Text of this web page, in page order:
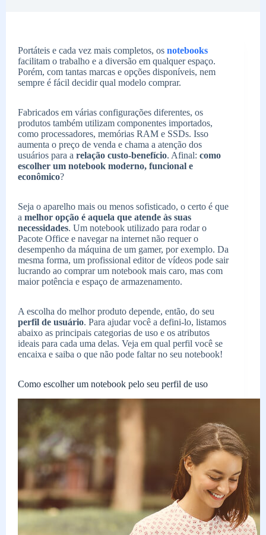
Portáteis e cada vez mais completos, os notebooks
facilitam o trabalho e a diversão em qualquer espaço.
Porém, com tantas marcas e opções disponíveis, nem
sempre é fácil decidir qual modelo comprar.
Fabricados em várias configurações diferentes, os
produtos também utilizam componentes importados,
como processadores, memórias RAM e SSDs. Isso
aumenta o preço de venda e chama a atenção dos
usuários para a relação custo-benefício. Afinal: como
escolher um notebook moderno, funcional e
econômico?
Seja o aparelho mais ou menos sofisticado, o certo é que
a melhor opção é aquela que atende às suas
necessidades. Um notebook utilizado para rodar o
Pacote Office e navegar na internet não requer o
desempenho da máquina de um gamer, por exemplo. Da
mesma forma, um profissional editor de vídeos pode sair
lucrando ao comprar um notebook mais caro, mas com
maior potência e espaço de armazenamento.
A escolha do melhor produto depende, então, do seu
perfil de usuário. Para ajudar você a defini-lo, listamos
abaixo as principais categorias de uso e os atributos
ideais para cada uma delas. Veja em qual perfil você se
encaixa e saiba o que não pode faltar no seu notebook!
Como escolher um notebook pelo seu perfil de uso